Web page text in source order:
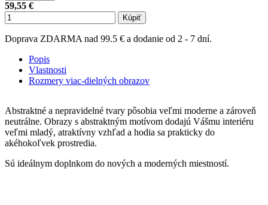
59,55 €
Kúpiť
Doprava ZDARMA nad 99.5 € a dodanie od 2 - 7 dní.
Popis
Vlastnosti
Rozmery viac-dielných obrazov
Abstraktné a nepravidelné tvary pôsobia veľmi moderne a zároveň
neutrálne. Obrazy s abstraktným motívom dodajú Vášmu interiéru
veľmi mladý, atraktívny vzhľad a hodia sa prakticky do
akéhokoľvek prostredia.
Sú ideálnym doplnkom do nových a moderných miestností.